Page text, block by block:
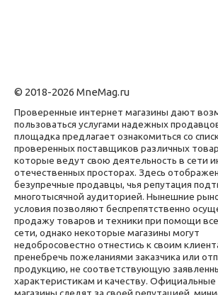
© 2018-2026 MneMag.ru
Проверенные интернет магазины дают
пользоваться услугами надежных
площадка предлагает ознакомиться со
проверенных поставщиков различных
которые ведут свою деятельность в сети
отечественных просторах. Здесь
безупречные продавцы, чья репутация
многотысячной аудиторией. Нынешние
условия позволяют беспрепятственно
продажу товаров и техники при помощи
сети, однако некоторые магазины могут
недобросовестно отнестись к своим
пренебречь пожеланиями заказчика или
продукцию, не соответствующую
характеристикам и качеству. Официальные